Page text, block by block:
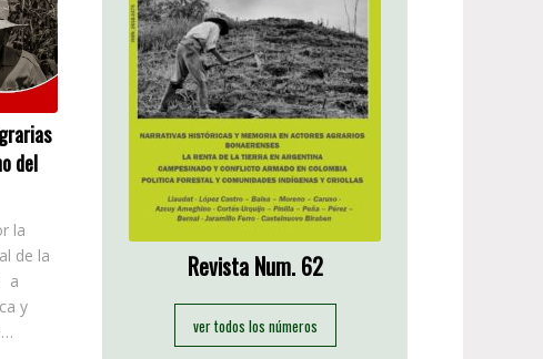
del
la
de la
a
y
Revista Num. 62
ver todos los números